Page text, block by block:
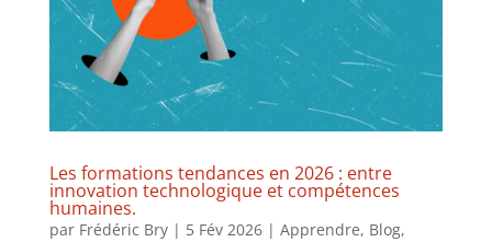
Les formations tendances en 2026 : entre
innovation technologique et compétences
humaines.
par Frédéric Bry| 5 Fév 2026| Apprendre, Blog,